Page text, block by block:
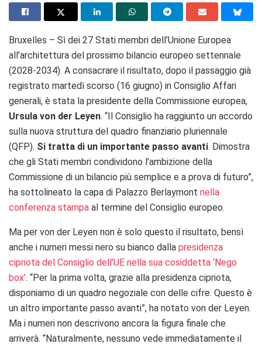
Bruxelles – Sì dei 27 Stati membri dell’Unione Europea
all’architettura del prossimo bilancio europeo settennale
(2028-2034). A consacrare il risultato, dopo il passaggio già
registrato martedì scorso (16 giugno) in Consiglio Affari
generali, è stata la presidente della Commissione europea,
Ursula von der Leyen. “Il Consiglio ha raggiunto un accordo
sulla nuova struttura del quadro finanziario pluriennale
(QFP). Si tratta di un importante passo avanti. Dimostra
che gli Stati membri condividono l’ambizione della
Commissione di un bilancio più semplice e a prova di futuro”,
ha sottolineato la capa di Palazzo Berlaymont nella
conferenza stampa al termine del Consiglio europeo.
Ma per von der Leyen non è solo questo il risultato, bensì
anche i numeri messi nero su bianco dalla presidenza
cipriota del Consiglio dell’UE nella sua cosiddetta ‘Nego
box’. “Per la prima volta, grazie alla presidenza cipriota,
disponiamo di un quadro negoziale con delle cifre. Questo è
un altro importante passo avanti”, ha notato von der Leyen.
Ma i numeri non descrivono ancora la figura finale che
arriverà. “Naturalmente, nessuno vede immediatamente il